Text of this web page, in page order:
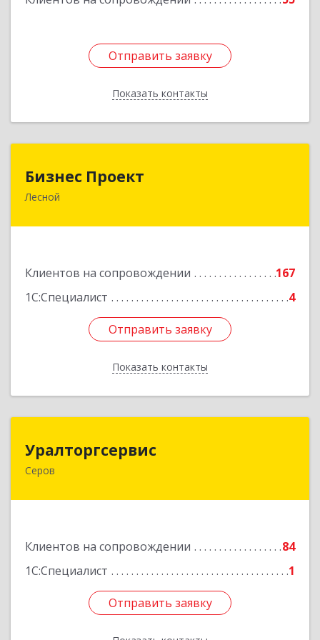
Отправить заявку
Показать контакты
Отправить заявку
Назад
Бизнес Проект
Лесной
Клиентов на сопровождении
167
1С:Специалист
4
Отправить заявку
Показать контакты
624200, Свердловская обл, Лесной г, Сиротина
Отправить заявку
Назад
Уралторгсервис
Серов
Клиентов на сопровождении
84
1С:Специалист
1
Отправить заявку
624980, Свердловская обл, Серов г, Кирова ул,
Отправить заявку